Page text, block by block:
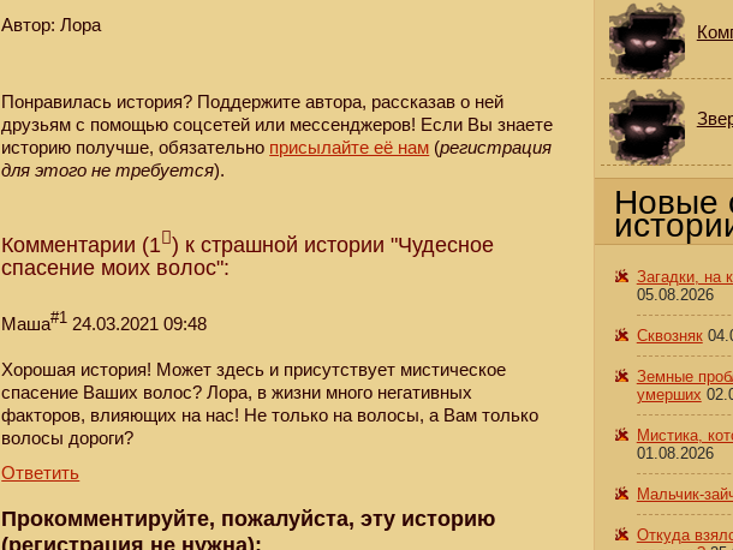
Автор: Лора
Понравилась история? Поддержите автора, рассказав о ней
друзьям с помощью соцсетей или мессенджеров! Если Вы знаете
историю получше, обязательно присылайте её нам (регистрация
для этого не требуется).
Комментарии (1 ) к страшной истории "Чудесное
спасение моих волос":
Маша#1 24.03.2021 09:48
Хорошая история! Может здесь и присутствует мистическое
спасение Ваших волос? Лора, в жизни много негативных
факторов, влияющих на нас! Не только на волосы, а Вам только
волосы дороги?
Ответить
Прокомментируйте, пожалуйста, эту историю
(регистрация не нужна):
Новые
Загадки, на
05.08.2026
Сквозняк
Земные
умерших
Мистика,
01.08.2026
Мальчик-
Откуда